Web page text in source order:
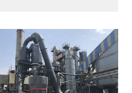
الآلات والمعدات ...